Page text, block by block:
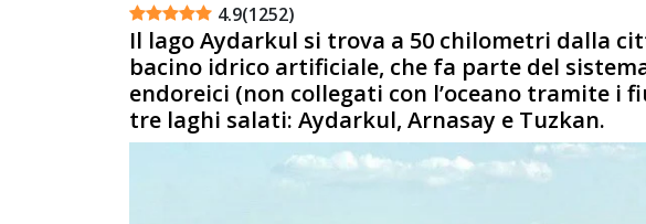
4.9(1252)
Il lago Aydarkul si trova a 50 chilometri dalla
bacino idrico artificiale, che fa parte del
endoreici (non collegati con l’oceano tramite i
tre laghi salati: Aydarkul, Arnasay e Tuzkan.